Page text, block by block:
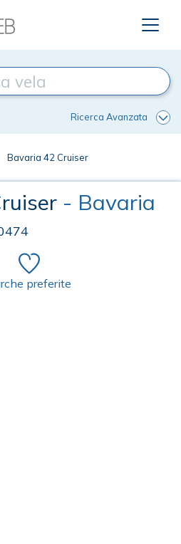
Ricerca Avanzata
Bavaria 42 Cruiser
- Bavaria
preferite